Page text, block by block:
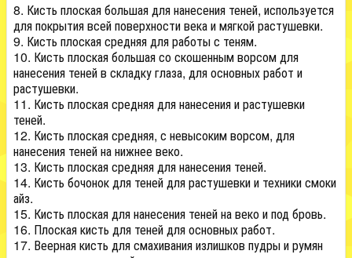
8. Кисть плоская большая для нанесения теней, используется
для покрытия всей поверхности века и мягкой растушевки.
9. Кисть плоская средняя для работы с теням.
10. Кисть плоская большая со скошенным ворсом для
нанесения теней в складку глаза, для основных работ и
растушевки.
11. Кисть плоская средняя для нанесения и растушевки
теней.
12. Кисть плоская средняя, с невысоким ворсом, для
нанесения теней на нижнее веко.
13. Кисть плоская средняя для нанесения теней.
14. Кисть бочонок для теней для растушевки и техники смоки
айз.
15. Кисть плоская для нанесения теней на веко и под бровь.
16. Плоская кисть для теней для основных работ.
17. Веерная кисть для смахивания излишков пудры и румян